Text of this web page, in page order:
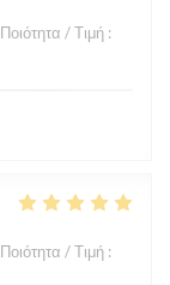
Ποιότητα / Τιμή :
Ποιότητα / Τιμή :